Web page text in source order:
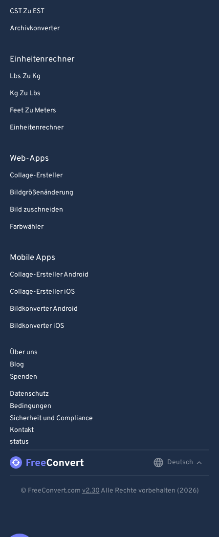
CST Zu EST
Archivkonverter
Einheitenrechner
Lbs Zu Kg
Kg Zu Lbs
Feet Zu Meters
Einheitenrechner
Web-Apps
Collage-Ersteller
Bildgrößenänderung
Bild zuschneiden
Farbwähler
Mobile Apps
Collage-Ersteller Android
Collage-Ersteller iOS
Bildkonverter Android
Bildkonverter iOS
Über uns
Blog
Spenden
Datenschutz
Bedingungen
Sicherheit und Compliance
Kontakt
status
Deutsch
© FreeConvert.com v2.30 Alle Rechte vorbehalten (2026)